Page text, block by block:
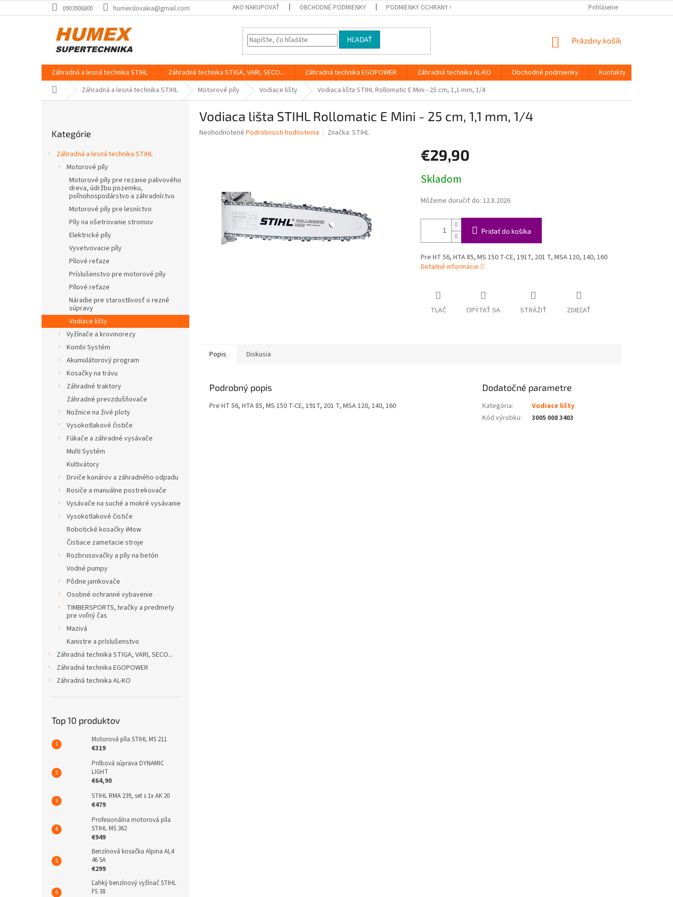
na
0903906800 humexslovakia@gmail.com AKO NAKUPOVAŤ OBCHODNÉ PODMIENKY PODMIENKY OCHRANY OSOBNÝCH ÚDAJOV Prihlásenie
HĽADAŤ
NÁKUPNÝ
Prázdny košík
Záhradná a lesná technika STIHL Záhradná technika STIGA, VARI, SECO... Záhradná technika EGOPOWER Záhradná technika AL-KO Obchodné podmienky
Kontakty
Domov Záhradná a lesná technika STIHL Motorové píly Vodiace lišty Vodiaca lišta STIHL Rollomatic E Mini - 25 cm, 1,1 mm, 1/4
kategórie
Kategórie
Záhradná a lesná technika STIHL
Motorové píly
Motorové píly pre rezanie palivového
dreva, údržbu pozemku,
poľnohospodárstvo a záhradníctvo
Motorové píly pre lesníctvo
Píly na ošetrovanie stromov
Elektrické píly
Vyvetvovacie píly
Pílové reťaze
Príslušenstvo pre motorové píly
Pílové reťaze
Náradie pre starostlivosť o rezné
súpravy
Vodiace lišty
Vyžínače a krovinorezy
Kombi Systém
Akumulátorový program
Kosačky na trávu
Záhradné traktory
Záhradné prevzdušňovače
Nožnice na živé ploty
Vysokotlakové čističe
Fúkače a záhradné vysávače
Multi Systém
Kultivátory
Drviče konárov a záhradného odpadu
Rosiče a manuálne postrekovače
Vysávače na suché a mokré vysávanie
Vysokotlakové čističe
Robotické kosačky iMow
Čistiace zametacie stroje
Rozbrusovačky a píly na betón
Vodné pumpy
Pôdne jamkovače
Osobné ochranné vybavenie
TIMBERSPORTS, hračky a predmety
pre voľný čas
Mazivá
Kanistre a príslušenstvo
Záhradná technika STIGA, VARI, SECO...
Záhradná technika EGOPOWER
Záhradná technika AL-KO
Top 10 produktov
Motorová píla STIHL MS 211
€319
Prilbová súprava DYNAMIC
LIGHT
€64,90
STIHL RMA 239, set s 1x AK 20
€479
Profesionálna motorová píla
STIHL MS 362
€949
Benzínová kosačka Alpina AL4
46 SA
€299
Ľahký benzínový vyžínač STIHL
FS 38
Vodiaca lišta STIHL Rollomatic E Mini - 25 cm, 1,1 mm, 1/4
Priemerné
hviezdičiek.
Neohodnotené Podrobnosti hodnotenia Značka: STIHL
€29,90
cena:
Skladom
Môžeme doručiť do: 12.8.2026
Pridať do košíka
Pre HT 56, HTA 85, MS 150 T-CE, 191T, 201 T, MSA 120, 140, 160
Detailné informácie
TLAČ OPÝTAŤ SA STRÁŽIŤ ZDIEĽAŤ
Popis Diskusia
Podrobný popis
Pre HT 56, HTA 85, MS 150 T-CE, 191T, 201 T, MSA 120, 140, 160
Dodatočné parametre
Kategória:
Vodiace lišty
Kód výrobku: 3005 008 3403